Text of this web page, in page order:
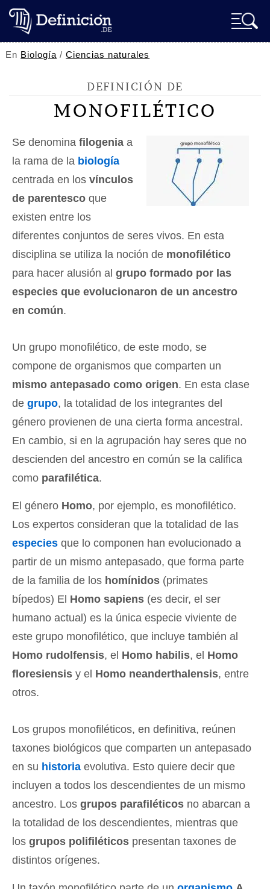
En Biología /Ciencias naturales
DEFINICIÓN DE
MONOFILÉTICO
Se denomina filogenia a
la rama de la biología
centrada en los vínculos
de parentesco que
existen entre los
diferentes conjuntos de seres vivos. En esta
disciplina se utiliza la noción de monofilético
para hacer alusión al grupo formado por las
especies que evolucionaron de un ancestro
en común.
Un grupo monofilético, de este modo, se
compone de organismos que comparten un
mismo antepasado como origen. En esta clase
de grupo, la totalidad de los integrantes del
género provienen de una cierta forma ancestral.
En cambio, si en la agrupación hay seres que no
descienden del ancestro en común se la califica
como parafilética.
El género Homo, por ejemplo, es monofilético.
Los expertos consideran que la totalidad de las
especies que lo componen han evolucionado a
partir de un mismo antepasado, que forma parte
de la familia de los homínidos (primates
bípedos) El Homo sapiens (es decir, el ser
humano actual) es la única especie viviente de
este grupo monofilético, que incluye también al
Homo rudolfensis, el Homo habilis, el Homo
floresiensis y el Homo neanderthalensis, entre
otros.
Los grupos monofiléticos, en definitiva, reúnen
taxones biológicos que comparten un antepasado
en su historia evolutiva. Esto quiere decir que
incluyen a todos los descendientes de un mismo
ancestro. Los grupos parafiléticos no abarcan a
la totalidad de los descendientes, mientras que
los grupos polifiléticos presentan taxones de
distintos orígenes.